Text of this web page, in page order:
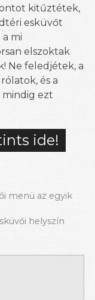
kitűztétek,
esküvőt
mi
elszoktak
Ne feledjétek, a
és a
mindig ezt
ide!
menü az egyik
helyszín